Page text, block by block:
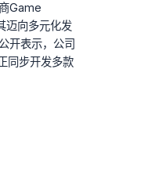
Game
迈向多元化发
开表示，公司
同步开发多款